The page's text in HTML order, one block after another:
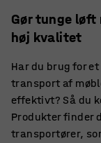
Gør tunge løft
høj kvalitet
Har du brug for
transport af
effektivt? Så du
Produkter finder
transportører,